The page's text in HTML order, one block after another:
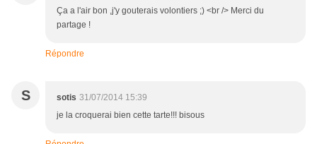
Ça a l'air bon ,j'y gouterais volontiers ;) <br /> Merci du
partage !
Répondre
S sotis 31/07/2014 15:39
je la croquerai bien cette tarte!!! bisous